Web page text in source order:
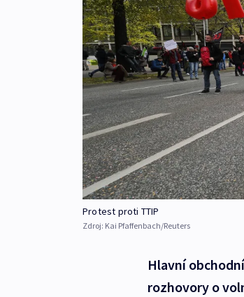
Protest proti TTIP
Zdroj: Kai Pfaffenbach/Reuters
Hlavní
rozhovory o